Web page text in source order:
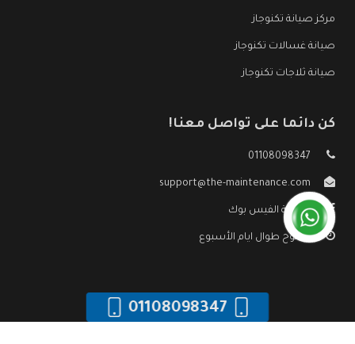
مركز صيانة تكنوجاز
صيانة غسالات تكنوجاز
صيانة ثلاجات تكنوجاز
كن دائما على تواصل معنا!
01108098347
support@the-maintenance.com
صفحة الفيس بوك
مفتوح طوال ايام الأسبوع
01108098347